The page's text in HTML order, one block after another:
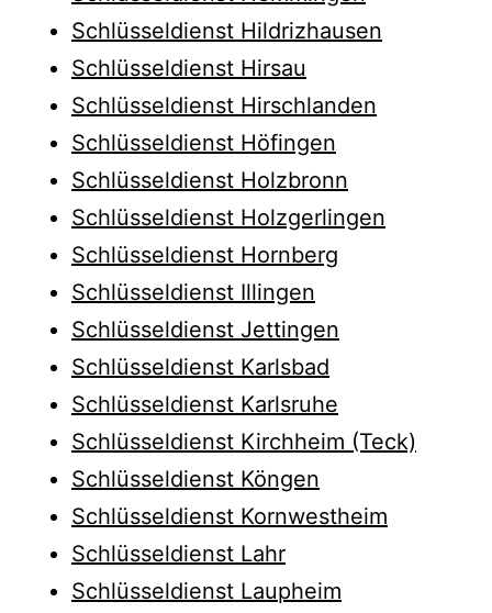
Schlüsseldienst Hildrizhausen
Schlüsseldienst Hirsau
Schlüsseldienst Hirschlanden
Schlüsseldienst Höfingen
Schlüsseldienst Holzbronn
Schlüsseldienst Holzgerlingen
Schlüsseldienst Hornberg
Schlüsseldienst Illingen
Schlüsseldienst Jettingen
Schlüsseldienst Karlsbad
Schlüsseldienst Karlsruhe
Schlüsseldienst Kirchheim (Teck)
Schlüsseldienst Köngen
Schlüsseldienst Kornwestheim
Schlüsseldienst Lahr
Schlüsseldienst Laupheim